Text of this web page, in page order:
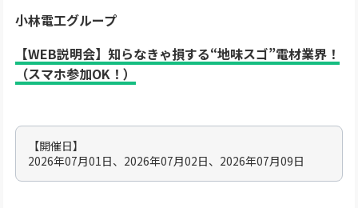
小林電工グループ
【WEB説明会】知らなきゃ損する“地味スゴ”電材業界！
（スマホ参加OK！）
【開催日】
2026年07月01日、2026年07月02日、2026年07月09日